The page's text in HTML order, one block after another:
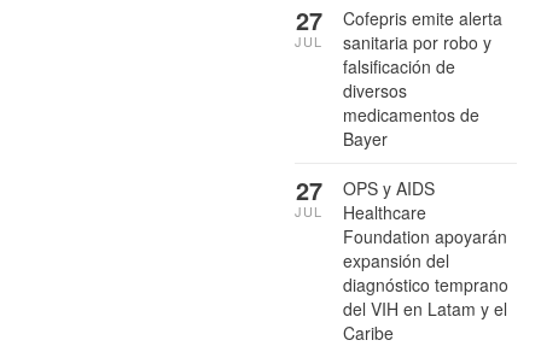
Cofepris emite alerta
sanitaria por robo y
falsificación de
diversos
medicamentos de
Bayer
27
JUL
OPS y AIDS
Healthcare
Foundation apoyarán
expansión del
diagnóstico temprano
del VIH en Latam y el
Caribe
27
JUL